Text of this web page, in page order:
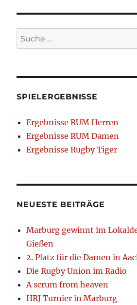
Suche
nach:
SPIELERGEBNISSE
Ergebnisse RUM Herren
Ergebnisse RUM Damen
Ergebnisse Rugby Tiger
NEUESTE BEITRÄGE
Marburg gewinnt im
Gießen
2. Platz für die Damen in
Die Rugby Union im Radio
A scrum from heaven
HRJ Turnier in Marburg